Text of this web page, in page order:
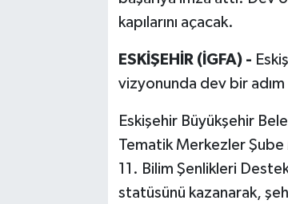
kapılarını açacak.
ESKİŞEHİR (İGFA) -
vizyonunda dev bir adım
Eskişehir Büyükşehir
Tematik Merkezler Şube
11. Bilim Şenlikleri
statüsünü kazanarak,